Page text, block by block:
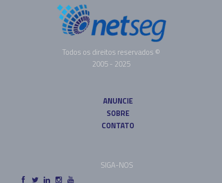
Todos os direitos reservados ©
2005 - 2025
ANUNCIE
SOBRE
CONTATO
SIGA-NOS